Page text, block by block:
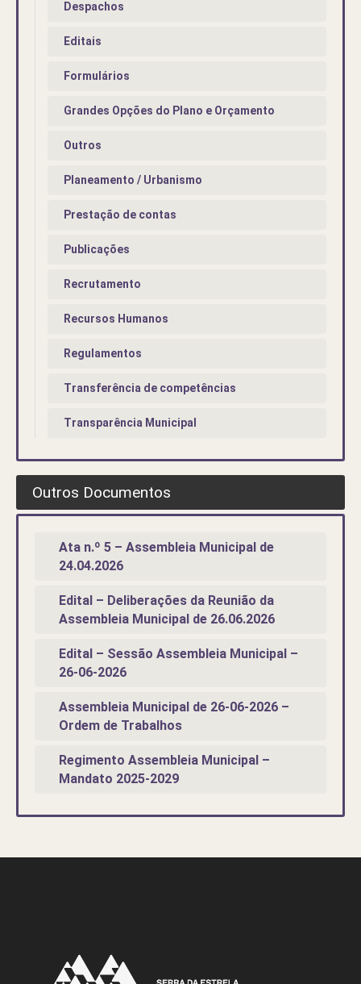
Despachos
Editais
Formulários
Grandes Opções do Plano e Orçamento
Outros
Planeamento / Urbanismo
Prestação de contas
Publicações
Recrutamento
Recursos Humanos
Regulamentos
Transferência de competências
Transparência Municipal
Outros Documentos
Ata n.º 5 – Assembleia Municipal de
24.04.2026
Edital – Deliberações da Reunião da
Assembleia Municipal de 26.06.2026
Edital – Sessão Assembleia Municipal –
26-06-2026
Assembleia Municipal de 26-06-2026 –
Ordem de Trabalhos
Regimento Assembleia Municipal –
Mandato 2025-2029